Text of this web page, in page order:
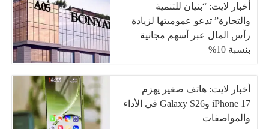
أخبار لايت: “بنيان للتنمية
والتجارة” تدعو عموميتها لزيادة
رأس المال عبر أسهم مجانية
بنسبة 10%
أخبار لايت: هاتف صغير يهزم
iPhone 17 وGalaxy S26 في الأداء
والمواصفات